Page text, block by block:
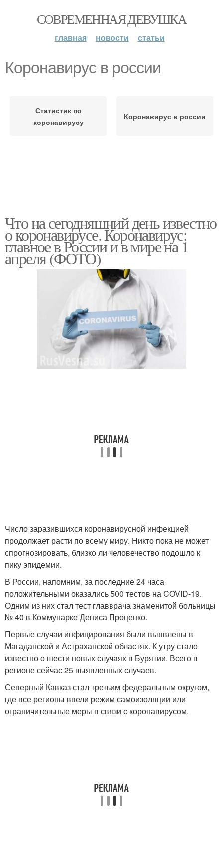
СОВРЕМЕННАЯ ДЕВУШКА
главная новости статьи
Коронавирус в роcсии
Статистик по
коронавирусу
Коронавирус в россии
Что на сегодняшний день известно
о коронавирусе. Коронавирус:
главное в России и в мире на 1
апреля (ФОТО)
Число заразившихся коронавирусной инфекцией
продолжает расти по всему миру. Никто пока не может
спрогнозировать, близко ли человечество подошло к
пику эпидемии.
В России, напомним, за последние 24 часа
положительными оказались 500 тестов на COVID-19.
Одним из них стал тест главврача знаменитой больницы
№ 40 в Коммунарке Дениса Проценко.
Первые случаи инфицирования были выявлены в
Магаданской и Астраханской областях. К утру стало
известно о шести новых случаях в Бурятии. Всего в
регионе сейчас 25 выявленных случаев.
Северный Кавказ стал третьим федеральным округом,
где все регионы ввели режим самоизоляции или
ограничительные меры в связи с коронавирусом.